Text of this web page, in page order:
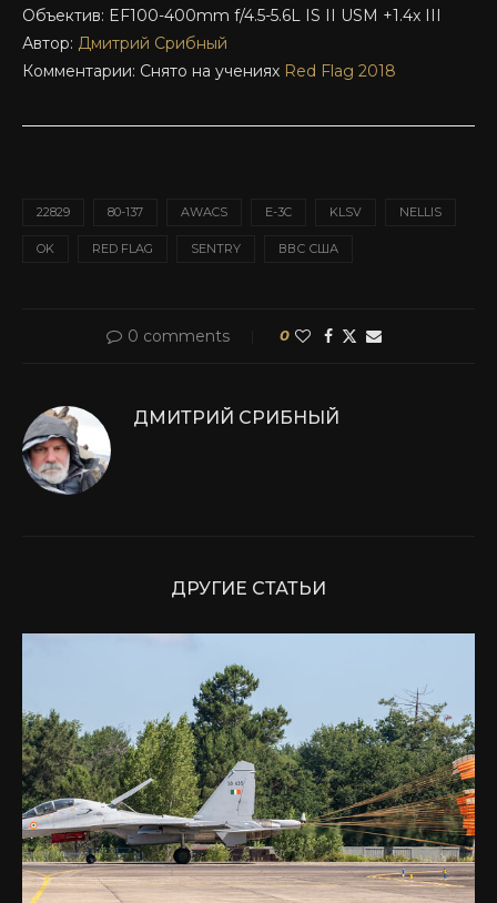
Объектив: EF100-400mm f/4.5-5.6L IS II USM +1.4x III
Автор: Дмитрий Срибный
Комментарии: Снято на учениях Red Flag 2018
22829 80-137 AWACS E-3C KLSV NELLIS
OK RED FLAG SENTRY ВВС США
0 comments 0
ДМИТРИЙ СРИБНЫЙ
ДРУГИЕ СТАТЬИ